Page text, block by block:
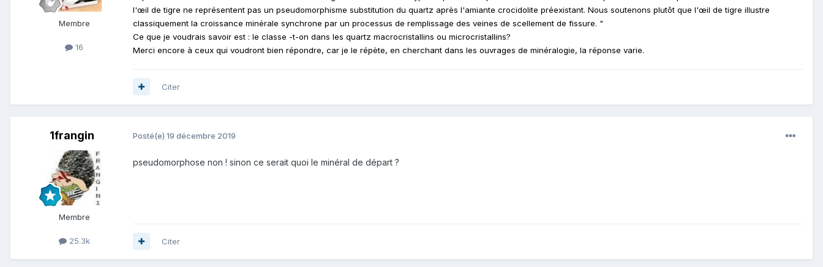
Membre
16
l'œil de tigre ne représentent pas un pseudomorphisme substitution du quartz après l'amiante crocidolite préexistant. Nous soutenons plutôt que l'œil de tigre illustre
classiquement la croissance minérale synchrone par un processus de remplissage des veines de scellement de fissure. "
Ce que je voudrais savoir est : le classe -t-on dans les quartz macrocristallins ou microcristallins?
Merci encore à ceux qui voudront bien répondre, car je le répète, en cherchant dans les ouvrages de minéralogie, la réponse varie.
Citer
1frangin
Membre
25.3k
Posté(e) 19 décembre 2019
pseudomorphose non ! sinon ce serait quoi le minéral de départ ?
Citer